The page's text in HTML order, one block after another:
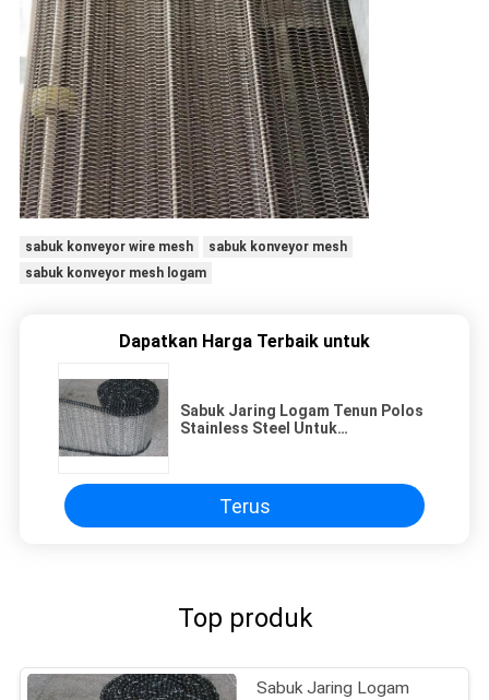
sabuk konveyor wire mesh
sabuk konveyor mesh
sabuk konveyor mesh logam
Dapatkan Harga Terbaik untuk
Sabuk Jaring Logam Tenun Polos
Stainless Steel Untuk
Terus
Top produk
Sabuk Jaring Logam